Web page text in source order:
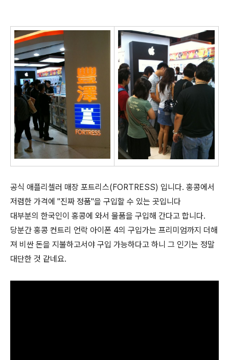
공식 애플리셀러 매장 포트리스(FORTRESS) 입니다. 홍콩에서
저렴한 가격에 "진짜 정품"을 구입할 수 있는 곳입니다
대부분의 한국인이 홍콩에 와서 물품을 구입해 간다고 합니다.
당분간 홍콩 컨트리 언락 아이폰 4의 구입가는 프리미엄까지 더해
져 비싼 돈을 지불하고서야 구입 가능하다고 하니 그 인기는 정말
대단한 것 같네요.